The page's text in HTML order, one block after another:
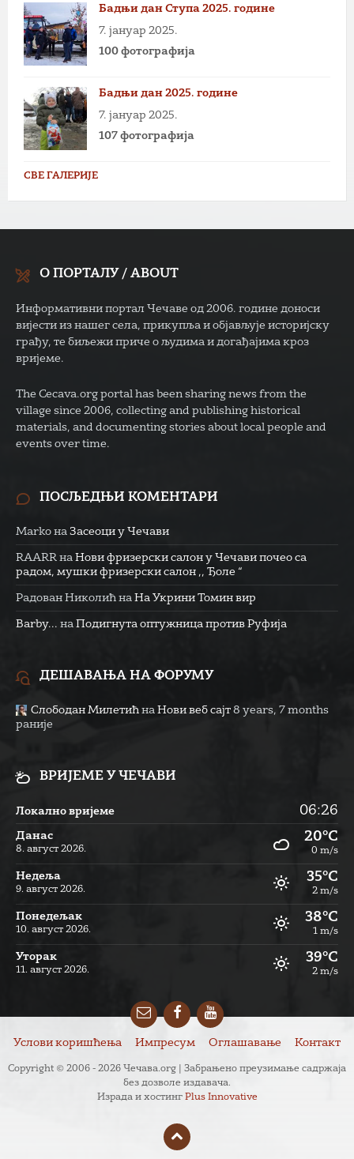
Бадњи дан Ступа 2025. године
7. јануар 2025.
100 фотографија
Бадњи дан 2025. године
7. јануар 2025.
107 фотографија
СВЕ ГАЛЕРИЈЕ
О ПОРТАЛУ / ABOUT
Информативни портал Чечаве од 2006. године доноси
вијести из нашег села, прикупља и објављује историјску
грађу, те биљежи приче о људима и догађајима кроз
вријеме.
The Cecava.org portal has been sharing news from the
village since 2006, collecting and publishing historical
materials, and documenting stories about local people and
events over time.
ПОСЉЕДЊИ КОМЕНТАРИ
Marko на Засеоци у Чечави
RAARR на Нови фризерски салон у Чечави почео са
радом, мушки фризерски салон ,, Ђоле “
Радован Николић на На Укрини Томин вир
Barby... на Подигнута оптужница против Руфија
ДЕШАВАЊА НА ФОРУМУ
Слободан Милетић на Нови веб сајт 8 years, 7 months
раније
ВРИЈЕМЕ У ЧЕЧАВИ
Локално вријеме 06:26
Данас
8. август 2026.
20°C
0 m/s
Недеља
9. август 2026.
35°C
2 m/s
Понедељак
10. август 2026.
38°C
1 m/s
Уторак
11. август 2026.
39°C
2 m/s
EmailFacebookYouTube
Услови коришћења Импресум Оглашавање Контакт
Copyright © 2006 - 2026 Чечава.org | Забрањено преузимање садржаја
без дозволе издавача.
Израда и хостинг Plus Innovative